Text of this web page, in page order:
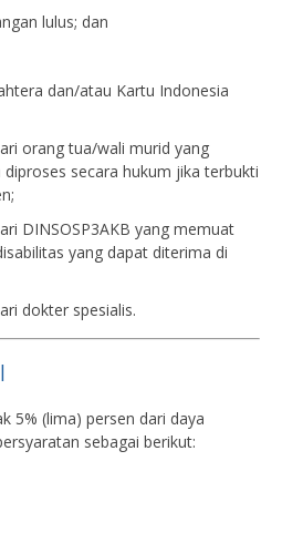
lulus; dan
dan/atau Kartu Indonesia
orang tua/wali murid yang
secara hukum jika terbukti
DINSOSP3AKB yang memuat
yang dapat diterima di
dokter spesialis.
5% (lima) persen dari daya
sebagai berikut: